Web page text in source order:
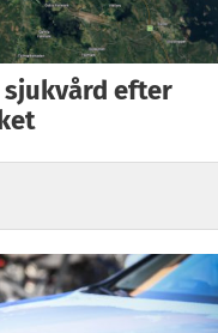
sjukvård efter